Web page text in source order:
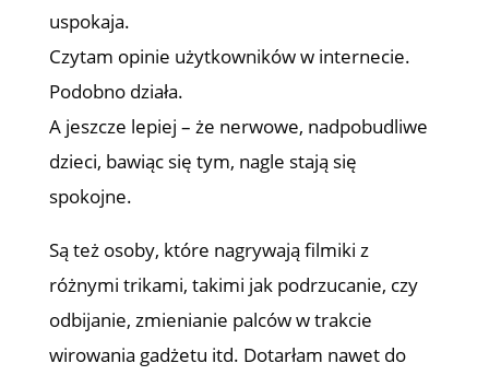
uspokaja.
Czytam opinie użytkowników w internecie.
Podobno działa.
A jeszcze lepiej – że nerwowe, nadpobudliwe
dzieci, bawiąc się tym, nagle stają się
spokojne.
Są też osoby, które nagrywają filmiki z
różnymi trikami, takimi jak podrzucanie, czy
odbijanie, zmienianie palców w trakcie
wirowania gadżetu itd. Dotarłam nawet do